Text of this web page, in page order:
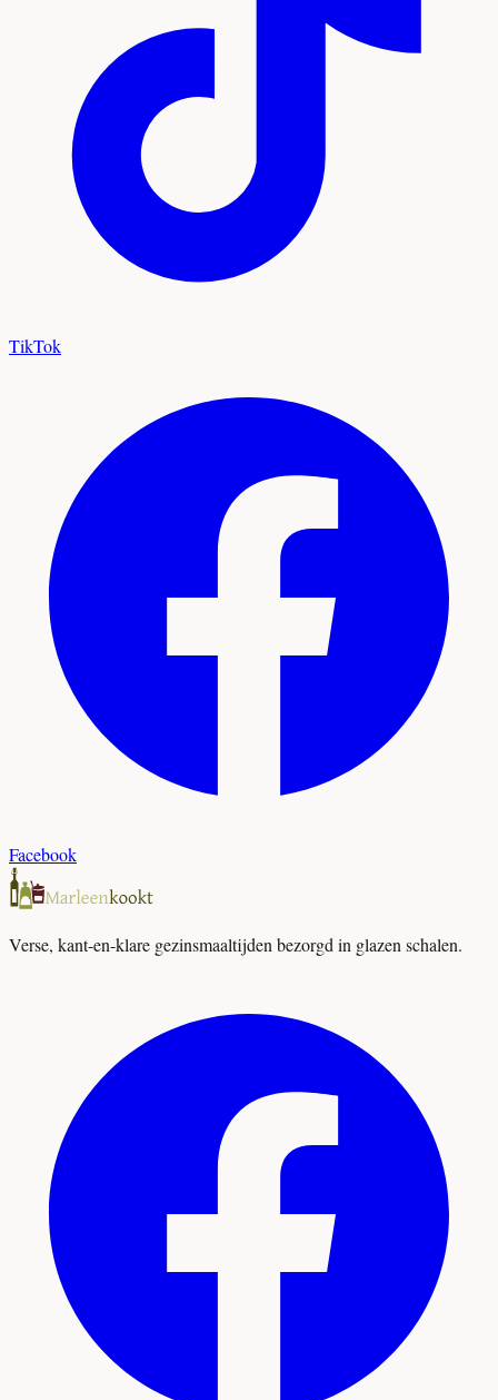
TikTok
Facebook
Verse, kant-en-klare gezinsmaaltijden bezorgd in glazen schalen.